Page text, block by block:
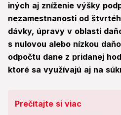
iných aj zníženie výšky
nezamestnanosti od
dávky, úpravy v oblasti
s nulovou alebo nízkou
odpočtu dane z pridanej
ktoré sa využívajú aj na
Prečítajte si viac